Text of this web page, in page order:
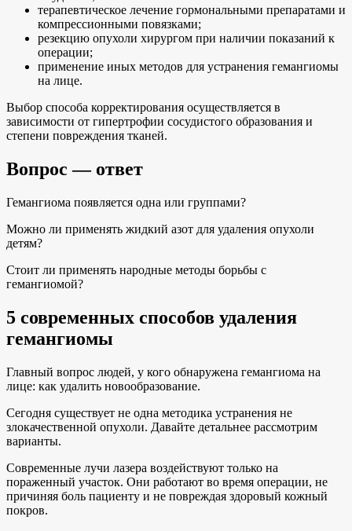
терапевтическое лечение гормональными препаратами и
компрессионными повязками;
резекцию опухоли хирургом при наличии показаний к
операции;
применение иных методов для устранения гемангиомы
на лице.
Выбор способа корректирования осуществляется в
зависимости от гипертрофии сосудистого образования и
степени повреждения тканей.
Вопрос — ответ
Гемангиома появляется одна или группами?
Можно ли применять жидкий азот для удаления опухоли
детям?
Стоит ли применять народные методы борьбы с
гемангиомой?
5 современных способов удаления
гемангиомы
Главный вопрос людей, у кого обнаружена гемангиома на
лице: как удалить новообразование.
Сегодня существует не одна методика устранения не
злокачественной опухоли. Давайте детальнее рассмотрим
варианты.
Современные лучи лазера воздействуют только на
пораженный участок. Они работают во время операции, не
причиняя боль пациенту и не повреждая здоровый кожный
покров.